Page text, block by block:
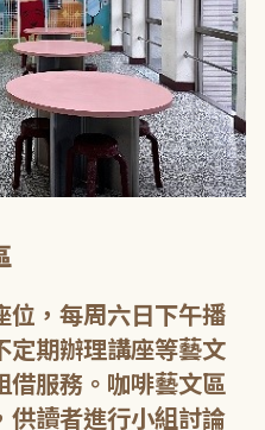
，每周六日下午播
定期辦理講座等藝文
借服務。咖啡藝文區
供讀者進行小組討論